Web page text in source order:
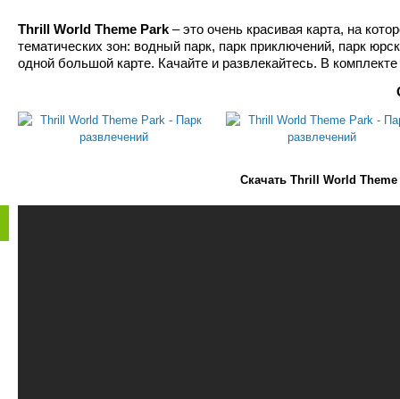
Thrill World Theme Park – это очень красивая карта, на
тематических зон: водный парк, парк приключений, парк
одной большой карте. Качайте и развлекайтесь. В комплекте
Скачать Thrill World